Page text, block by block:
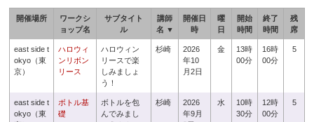
開催場所
ワークシ
ョップ名
サブタイト
ル
講師
名 ▼
開催日
時
曜
日
開始
時間
終了
時間
残
席
east side t
okyo（東
京）
ハロウィ
ンリボン
リース
ハロウィン
リースで楽
しみましょ
う！
杉崎
2026
年10
月2日
金
13時
00分
16時
00分
5
east side t
okyo（東
ボトル基
礎
ボトルを包
んでみまし
杉崎
2026
年9月
水
10時
30分
12時
00分
5